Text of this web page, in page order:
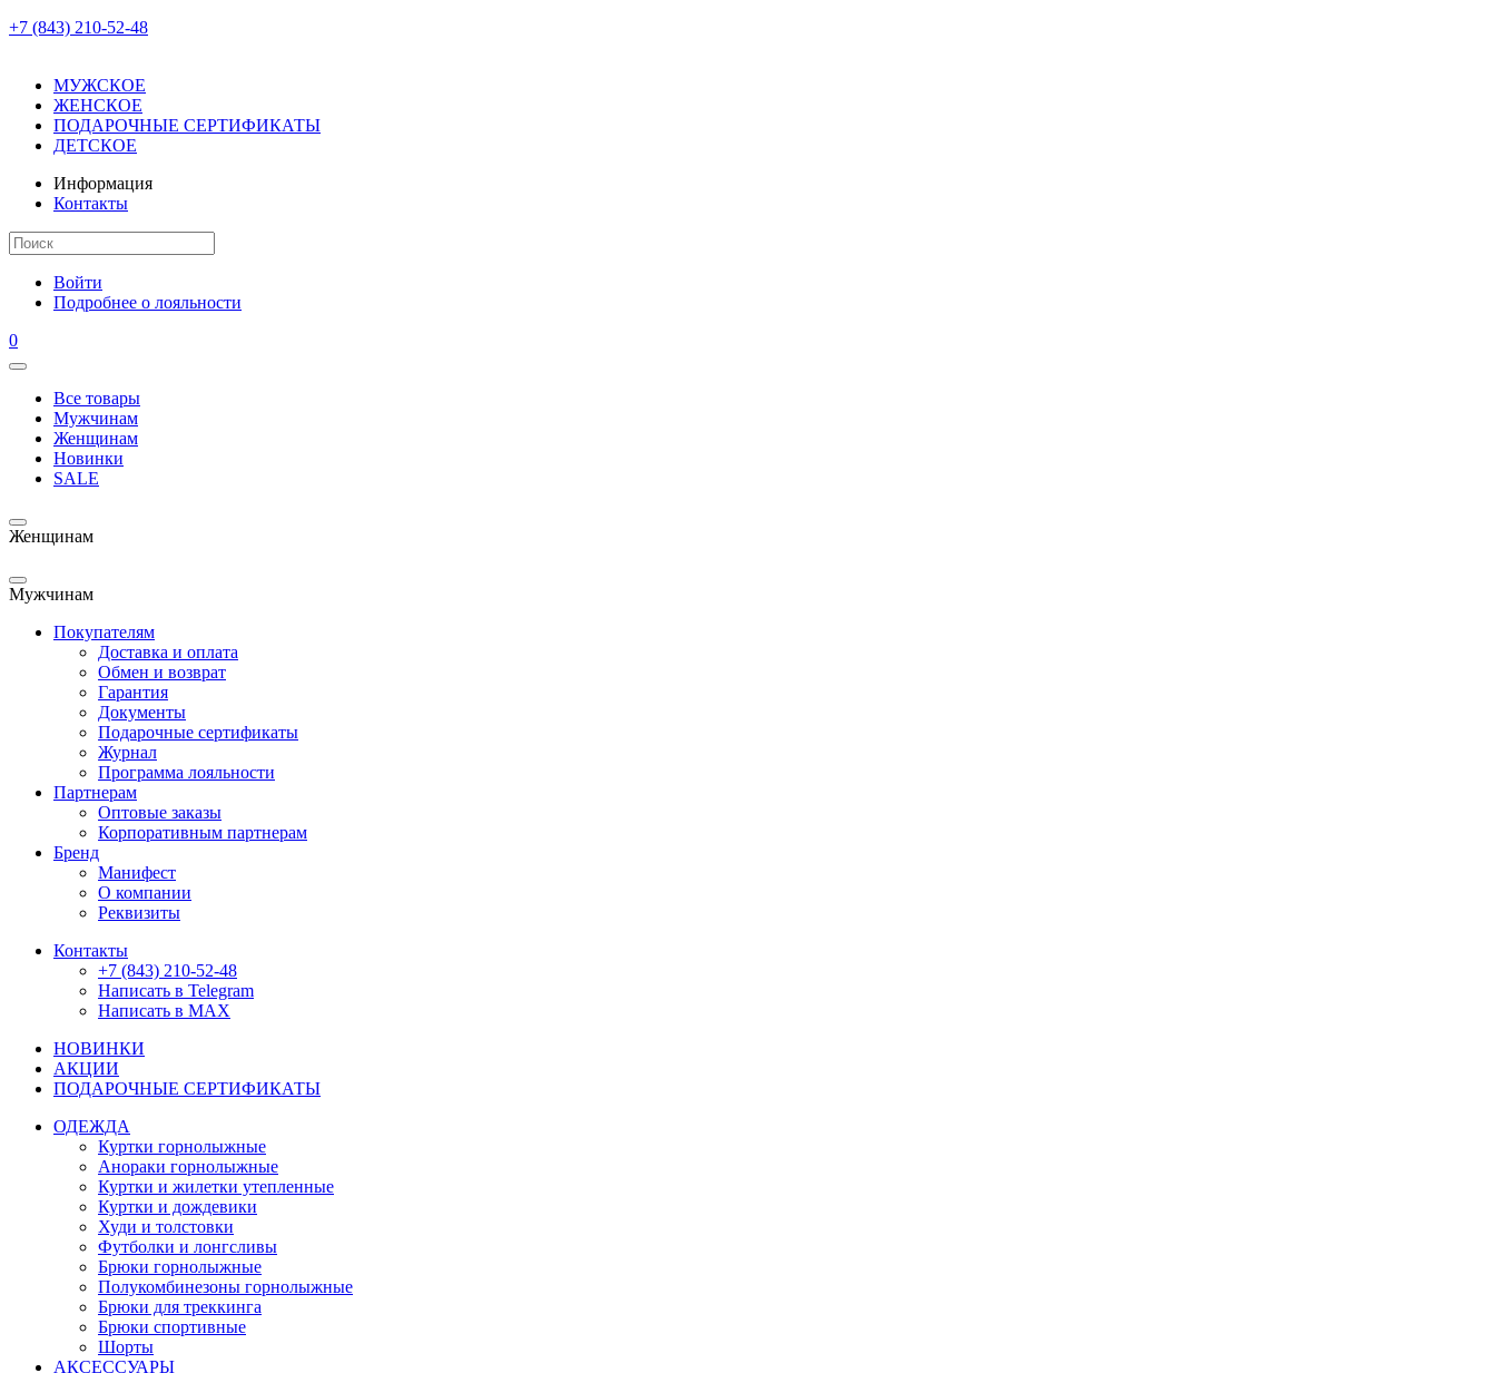
+7 (843) 210-52-48
МУЖСКОЕ
ЖЕНСКОЕ
ПОДАРОЧНЫЕ СЕРТИФИКАТЫ
ДЕТСКОЕ
Информация
Контакты
Войти
Подробнее о лояльности
0
Все товары
Мужчинам
Женщинам
Новинки
SALE
Женщинам
Мужчинам
Покупателям
Доставка и оплата
Обмен и возврат
Гарантия
Документы
Подарочные сертификаты
Журнал
Программа лояльности
Партнерам
Оптовые заказы
Корпоративным партнерам
Бренд
Манифест
О компании
Реквизиты
Контакты
+7 (843) 210-52-48
Написать в Telegram
Написать в MAX
НОВИНКИ
АКЦИИ
ПОДАРОЧНЫЕ СЕРТИФИКАТЫ
ОДЕЖДА
Куртки горнолыжные
Анораки горнолыжные
Куртки и жилетки утепленные
Куртки и дождевики
Худи и толстовки
Футболки и лонгсливы
Брюки горнолыжные
Полукомбинезоны горнолыжные
Брюки для треккинга
Брюки спортивные
Шорты
АКСЕССУАРЫ